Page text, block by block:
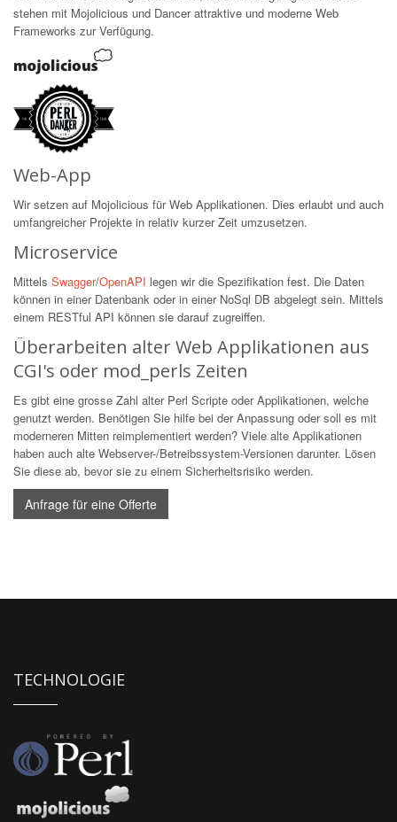
stehen mit Mojolicious und Dancer attraktive und moderne Web
Frameworks zur Verfügung.
Web-App
Wir setzen auf Mojolicious für Web Applikationen. Dies erlaubt und auch
umfangreicher Projekte in relativ kurzer Zeit umzusetzen.
Microservice
Mittels Swagger/OpenAPI legen wir die Spezifikation fest. Die Daten
können in einer Datenbank oder in einer NoSql DB abgelegt sein. Mittels
einem RESTful API können sie darauf zugreiffen.
Überarbeiten alter Web Applikationen aus
CGI's oder mod_perls Zeiten
Es gibt eine grosse Zahl alter Perl Scripte oder Applikationen, welche
genutzt werden. Benötigen Sie hilfe bei der Anpassung oder soll es mit
moderneren Mitten reimplementiert werden? Viele alte Applikationen
haben auch alte Webserver-/Betreibssystem-Versionen darunter. Lösen
Sie diese ab, bevor sie zu einem Sicherheitsrisiko werden.
Anfrage für eine Offerte
TECHNOLOGIE